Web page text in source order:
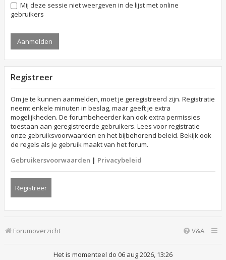
Mij deze sessie niet weergeven in de lijst met online
gebruikers
Registreer
Om je te kunnen aanmelden, moet je geregistreerd zijn. Registratie
neemt enkele minuten in beslag, maar geeft je extra
mogelijkheden. De forumbeheerder kan ook extra permissies
toestaan aan geregistreerde gebruikers. Lees voor registratie
onze gebruiksvoorwaarden en het bijbehorend beleid. Bekijk ook
de regels als je gebruik maakt van het forum.
Gebruikersvoorwaarden | Privacybeleid
Registreer
Forumoverzicht V&A
Het is momenteel do 06 aug 2026, 13:26